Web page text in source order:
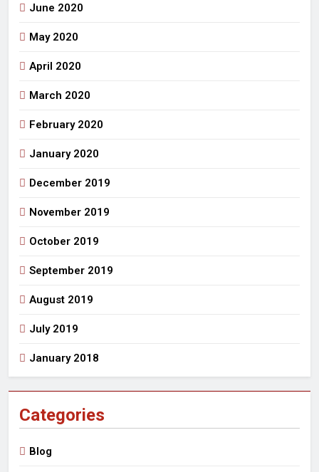
June 2020
May 2020
April 2020
March 2020
February 2020
January 2020
December 2019
November 2019
October 2019
September 2019
August 2019
July 2019
January 2018
Categories
Blog